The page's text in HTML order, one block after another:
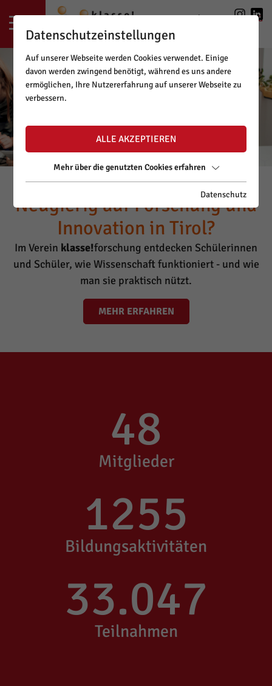
LOGIN|REGISTRIERUNG
Neugierig auf Forschung und
Innovation in Tirol?
Im Verein klasse!forschung entdecken Schülerinnen
und Schüler, wie Wissenschaft funktioniert - und wie
man sie praktisch nützt.
MEHR ERFAHREN
48
Mitglieder
1255
Bildungsaktivitäten
33.047
Teilnahmen
Datenschutzeinstellungen
Auf unserer Webseite werden Cookies verwendet. Einige
davon werden zwingend benötigt, während es uns andere
ermöglichen, Ihre Nutzererfahrung auf unserer Webseite zu
verbessern.
ALLE AKZEPTIEREN
Mehr über die genutzten Cookies erfahren
Datenschutz